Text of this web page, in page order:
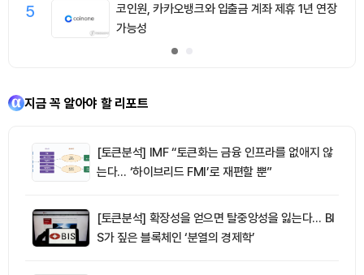
5
코인원, 카카오뱅크와 입출금 계좌 제휴 1년 연장
가능성
지금 꼭 알아야 할 리포트
[토큰분석] IMF “토큰화는 금융 인프라를 없애지 않
는다… ‘하이브리드 FMI’로 재편할 뿐”
[토큰분석] 확장성을 얻으면 탈중앙성을 잃는다… BI
S가 짚은 블록체인 ‘분열의 경제학’